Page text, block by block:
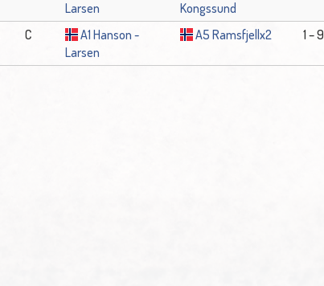
Larsen
Kongssund
C
A1 Hanson -
Larsen
A5 Ramsfjellx2 1 – 9